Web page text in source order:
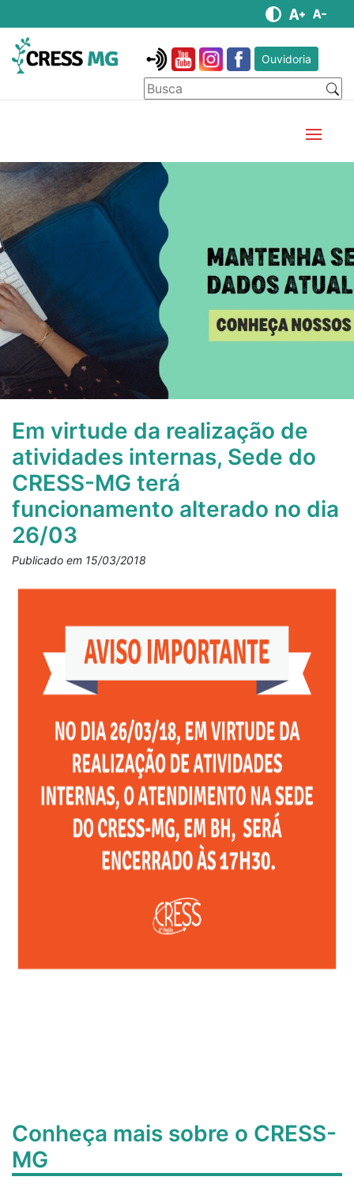
Ouvidoria
Em virtude da realização de
atividades internas, Sede do
CRESS-MG terá
funcionamento alterado no dia
26/03
Publicado em 15/03/2018
Conheça mais sobre o CRESS-
MG